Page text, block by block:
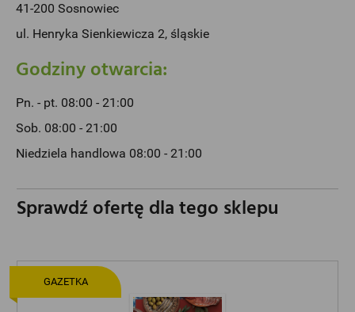
41-200 Sosnowiec
ul. Henryka Sienkiewicza 2, śląskie
Godziny otwarcia:
Pn. - pt. 08:00 - 21:00
Sob. 08:00 - 21:00
Niedziela handlowa 08:00 - 21:00
Sprawdź ofertę dla tego sklepu
GAZETKA